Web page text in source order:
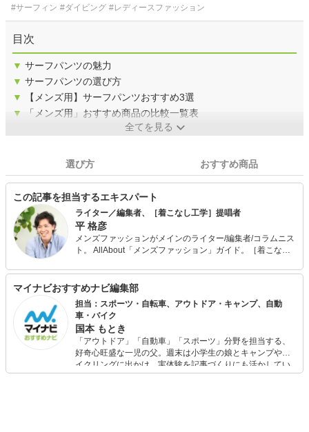
#サーフィン #ダイビング #レディースファッション
目次
▼ サーフパンツの魅力
▼ サーフパンツの選び方
▼
【メンズ用】サーフパンツおすすめ3選
▼
「メンズ用」おすすめ商品の比較一覧表
全てを見る
選び方 おすすめ商品
この記事を担当するエキスパート
ライター／編集者、［着こなし工学］提唱者
平 格彦
メンズファッションがメインのライター/編集者/コラムニス
ト。 AllAbout「メンズファッション」ガイド。［着こなし
ソムリエの資格も保有。 出版社から独立後、70ほどのメデ
ィアに関わり、客観的、横断的、俯瞰的なファッション分
析を得意とする。そんな視点を活かした［着こなし工学］
を構築中。 また、ライター向けのコミュニティを「DMMオ
ンラインサロン」で運営中。 最近の「マイナビおすすめナ
ビ」の記事においては、商品選びのアドバイスなど、監修
者として携わる。
マイナビおすすめナビ編集部
担当：スポーツ・自転車、アウトドア・キャンプ、自動
車・バイク
国本 もとき
「アウトドア」「自動車」「スポーツ」分野を担当する、
好奇心旺盛な一児の父。週末は小学生の娘とキャンプやサ
イクリングに出かけ、実体験を記事づくりにも活かしてい
ます。読者の「知りたい」を分かりやすく届けることをモ